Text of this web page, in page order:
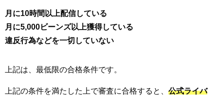
月に10時間以上配信している
月に5,000ビーンズ以上獲得している
違反行為などを一切していない
上記は、最低限の合格条件です。
上記の条件を満たした上で審査に合格すると、 公式ライバ